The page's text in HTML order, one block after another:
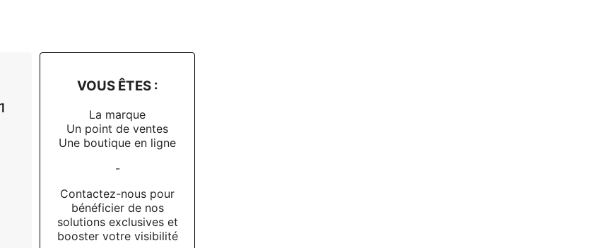
VOUS ÊTES :
La marque
Un point de ventes
Une boutique en ligne
-
Contactez-nous pour
bénéficier de nos
solutions exclusives et
booster votre visibilité